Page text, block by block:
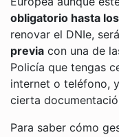
obligatorio hasta
renovar el DNIe,
previa con una de
Policía que tengas
internet o teléfono,
cierta
Para saber cómo